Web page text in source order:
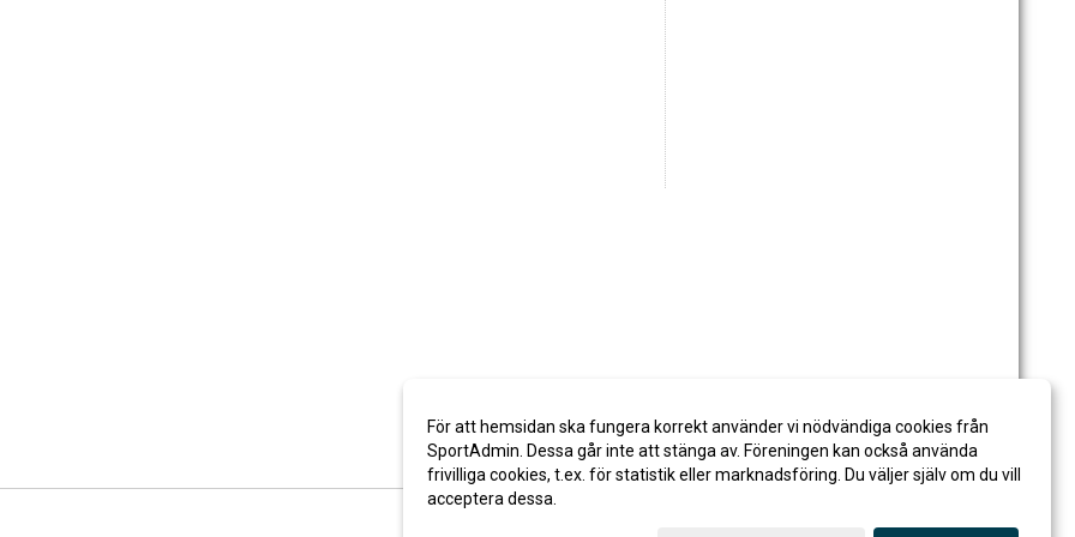
För att hemsidan ska fungera korrekt använder vi nödvändiga cookies från
SportAdmin. Dessa går inte att stänga av. Föreningen kan också använda
frivilliga cookies, t.ex. för statistik eller marknadsföring. Du väljer själv om du vill
acceptera dessa.